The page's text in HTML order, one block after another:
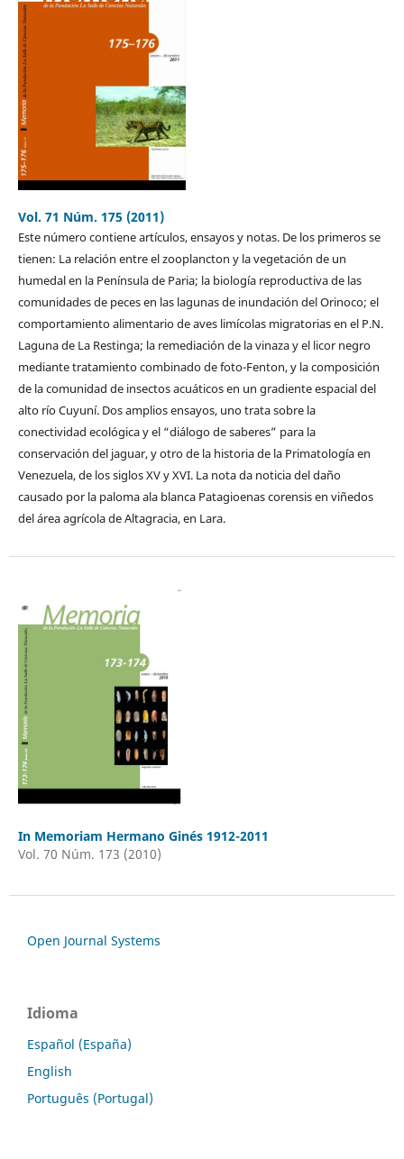
Vol. 71 Núm. 175 (2011)
Este número contiene artículos, ensayos y notas. De los primeros se
tienen: La relación entre el zooplancton y la vegetación de un
humedal en la Península de Paria; la biología reproductiva de las
comunidades de peces en las lagunas de inundación del Orinoco; el
comportamiento alimentario de aves limícolas migratorias en el P.N.
Laguna de La Restinga; la remediación de la vinaza y el licor negro
mediante tratamiento combinado de foto-Fenton, y la composición
de la comunidad de insectos acuáticos en un gradiente espacial del
alto río Cuyuní. Dos amplios ensayos, uno trata sobre la
conectividad ecológica y el “diálogo de saberes” para la
conservación del jaguar, y otro de la historia de la Primatología en
Venezuela, de los siglos XV y XVI. La nota da noticia del daño
causado por la paloma ala blanca Patagioenas corensis en viñedos
del área agrícola de Altagracia, en Lara.
In Memoriam Hermano Ginés 1912-2011
Vol. 70 Núm. 173 (2010)
Open Journal Systems
Idioma
Español (España)
English
Português (Portugal)